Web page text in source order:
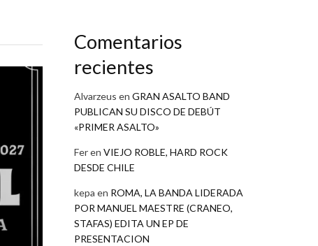
Comentarios
recientes
Alvarzeus en GRAN ASALTO BAND
PUBLICAN SU DISCO DE DEBÚT
«PRIMER ASALTO»
Feren VIEJO ROBLE, HARD ROCK
DESDE CHILE
kepa en ROMA, LA BANDA LIDERADA
POR MANUEL MAESTRE (CRANEO,
STAFAS) EDITA UN EP DE
PRESENTACION